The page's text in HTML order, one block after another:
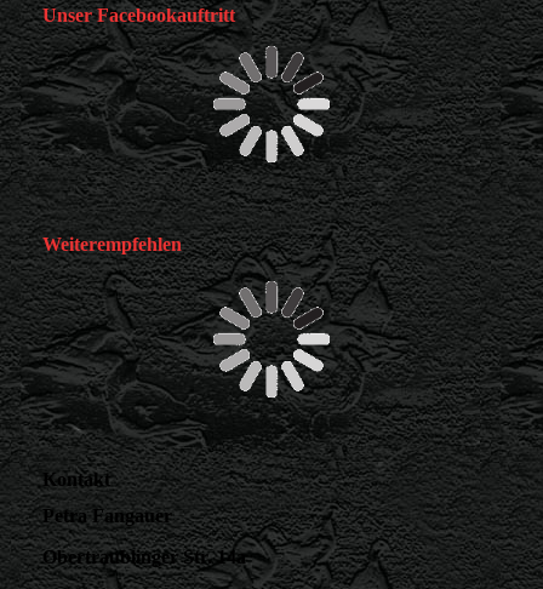
Unser Facebookauftritt
Weiterempfehlen
Kontakt
Petra Fangauer
Obertraublinger Str. 14a